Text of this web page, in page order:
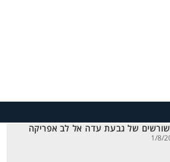
של גבעת עדה אל לב אפריקה
1/8/